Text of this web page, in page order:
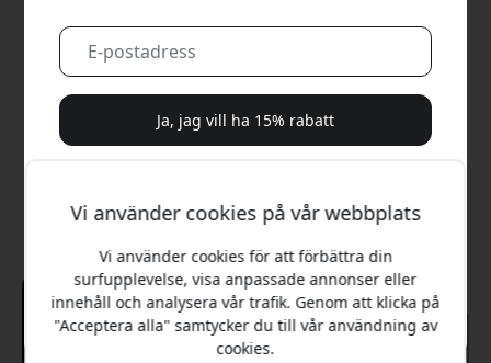
Vi använder cookies på vår webbplats
Vi använder cookies för att förbättra din
surfupplevelse, visa anpassade annonser eller
innehåll och analysera vår trafik. Genom att klicka på
"Acceptera alla" samtycker du till vår användning av
cookies.
Ja, jag vill ha 15% rabatt
utbildningsserier och specialerbjudanden.
Nej, jag betalar hellre fullt pris.